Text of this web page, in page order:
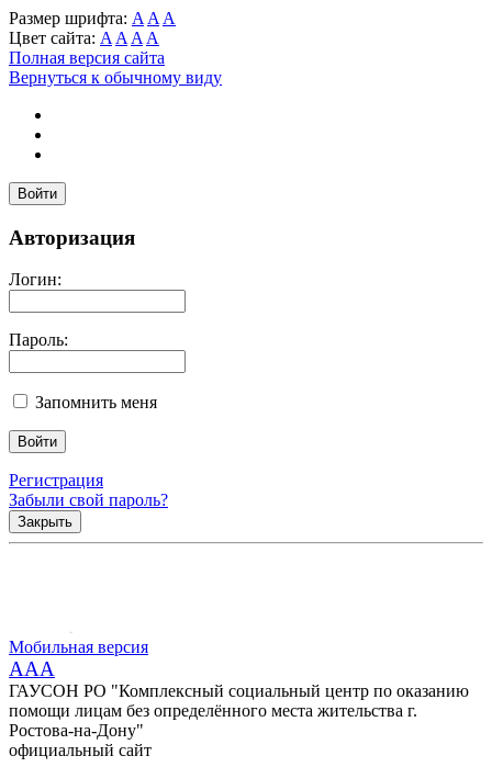
Размер шрифта: A A A
Цвет сайта: A A A A
Полная версия сайта
Вернуться к обычному виду
Войти
Авторизация
Логин:
Пароль:
Запомнить меня
Регистрация
Забыли свой пароль?
Закрыть
Мобильная версия
AAA
ГАУСОН РО "Комплексный социальный центр по оказанию
помощи лицам без определённого места жительства г.
Ростова-на-Дону"
официальный сайт